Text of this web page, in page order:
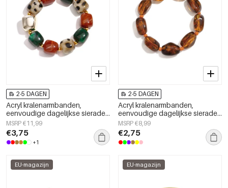
2-5 DAGEN
Acryl kralenarmbanden,
eenvoudige dagelijkse sieraden
uit de Simple Series voor dames.
MSRP €11,99
€3,75
+1
2-5 DAGEN
Acryl kralenarmbanden,
eenvoudige dagelijkse sieraden
uit de Simple Series voor dames.
MSRP €8,99
€2,75
EU-magazijn EU-magazijn